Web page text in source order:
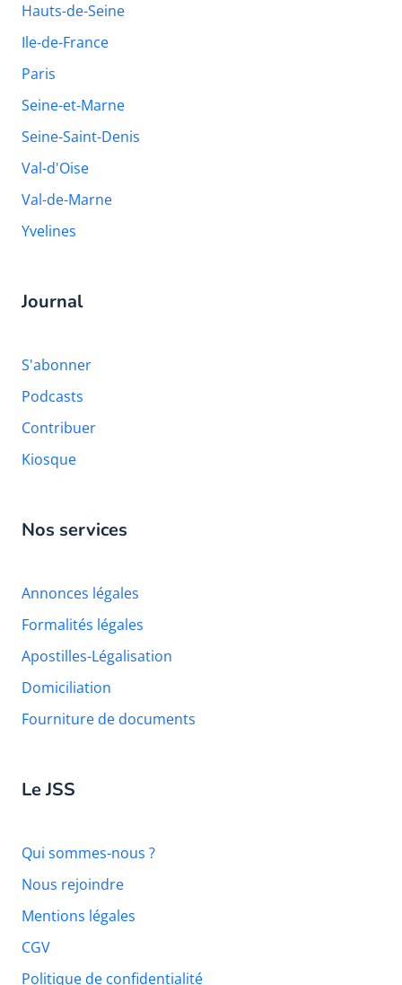
Hauts-de-Seine
Ile-de-France
Paris
Seine-et-Marne
Seine-Saint-Denis
Val-d'Oise
Val-de-Marne
Yvelines
Journal
S'abonner
Podcasts
Contribuer
Kiosque
Nos services
Annonces légales
Formalités légales
Apostilles-Légalisation
Domiciliation
Fourniture de documents
Le JSS
Qui sommes-nous ?
Nous rejoindre
Mentions légales
CGV
Politique de confidentialité